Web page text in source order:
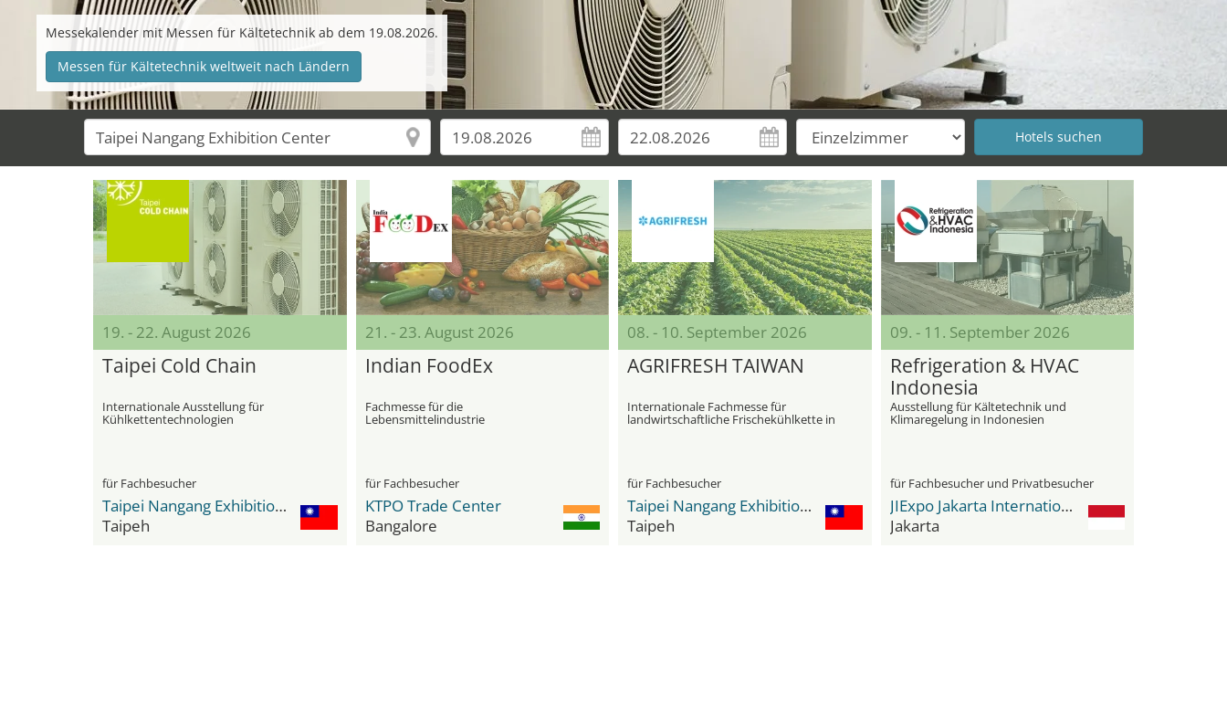
Messekalender mit Messen für Kältetechnik ab dem 19.08.2026.
Messen für Kältetechnik weltweit nach Ländern
19. - 22. August 2026
Taipei Cold Chain
Internationale Ausstellung für
Kühlkettentechnologien
für Fachbesucher
Taipei Nangang Exhibition Center
Taipeh
21. - 23. August 2026
Indian FoodEx
Fachmesse für die
Lebensmittelindustrie
für Fachbesucher
KTPO Trade Center
Bangalore
08. - 10. September 2026
AGRIFRESH TAIWAN
Internationale Fachmesse für
landwirtschaftliche Frischekühlkette in
für Fachbesucher
Taipei Nangang Exhibition Center
Taipeh
09. - 11. September 2026
Refrigeration & HVAC
Indonesia
Ausstellung für Kältetechnik und
Klimaregelung in Indonesien
für Fachbesucher und Privatbesucher
JIExpo Jakarta International Expo
Jakarta